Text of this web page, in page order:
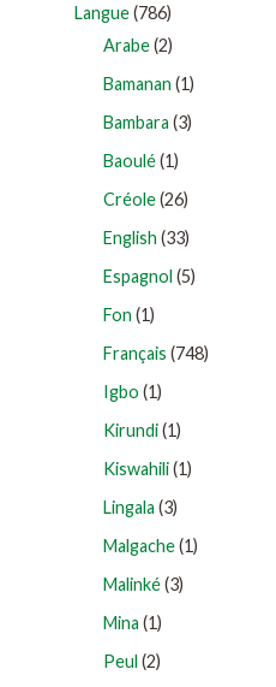
Langue(786)
Arabe(2)
Bamanan (1)
Bambara (3)
Baoulé(1)
Créole(26)
English (33)
Espagnol (5)
Fon (1)
Français (748)
Igbo (1)
Kirundi(1)
Kiswahili(1)
Lingala (3)
Malgache(1)
Malinké(3)
Mina (1)
Peul (2)